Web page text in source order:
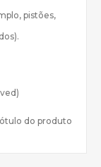
pistões,
do produto